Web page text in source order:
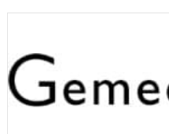
Skip
primary
navigation
Skip
content
Skip
primary
sidebar
Skip
footer